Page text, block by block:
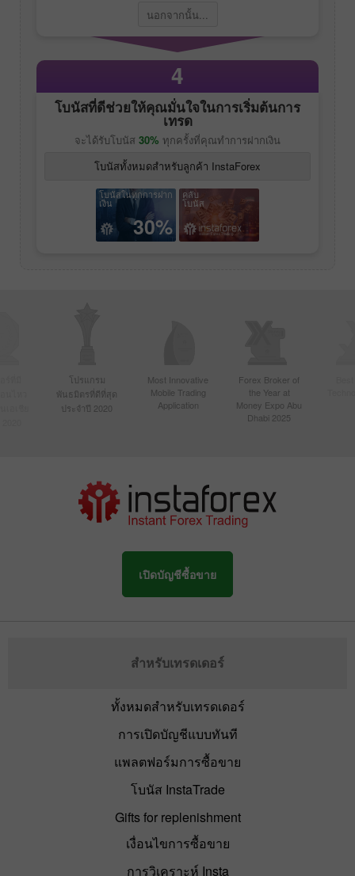
นอกจากนั้น...
4
โบนัสที่ดีช่วยให้คุณมั่นใจในการเริ่มต้นการ
เทรด
จะได้รับโบนัส 30% ทุกครั้งที่คุณทำการฝากเงิน
โบนัสทั้งหมดสำหรับลูกค้า InstaForex
โบนัสในทุกการฝาก
เงิน
30%
คลับ
โบนัส
โปรแกรม
พันธมิตรที่ดีที่สุด
ประจำปี 2020
Most Innovative
Mobile Trading
Application
Forex Broker of
the Year at
Money Expo Abu
Dhabi 2025
เปิดบัญชีซื้อขาย
สำหรับเทรดเดอร์
ทั้งหมดสำหรับเทรดเดอร์
การเปิดบัญชีแบบทันที
แพลตฟอร์มการซื้อขาย
โบนัส InstaTrade
Gifts for replenishment
เงื่อนไขการซื้อขาย
การวิเคราะห์ Insta